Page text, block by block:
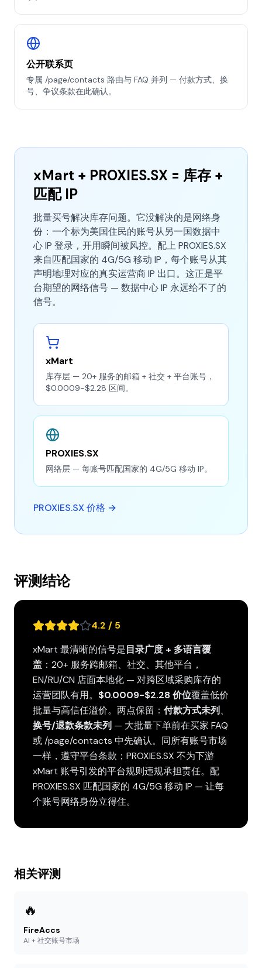
公开联系页
专属 /page/contacts 路由与 FAQ 并列 — 付款方式、换
号、争议条款在此确认。
xMart + PROXIES.SX = 库存 +
匹配 IP
批量买号解决库存问题。它没解决的是网络身
份：一个标为美国住民的账号从另一国数据中
心 IP 登录，开用瞬间被风控。配上 PROXIES.SX
来自匹配国家的 4G/5G 移动 IP，每个账号从其
声明地理对应的真实运营商 IP 出口。这正是平
台期望的网络信号 — 数据中心 IP 永远给不了的
信号。
xMart
库存层 — 20+ 服务的邮箱 + 社交 + 平台账号，
$0.0009-$2.28 区间。
PROXIES.SX
网络层 — 每账号匹配国家的 4G/5G 移动 IP。
PROXIES.SX 价格 →
评测结论
4.2 / 5
xMart 最清晰的信号是目录广度 + 多语言覆
盖 ：20+ 服务跨邮箱、社交、其他平台，
EN/RU/CN 店面本地化 — 对跨区域采购库存的
运营团队有用。 $0.0009-$2.28 价位覆盖低价
批量与高信任溢价。两点保留： 付款方式未列 、
换号/退款条款未列 — 大批量下单前在买家 FAQ
或 /page/contacts 中先确认。同所有账号市场
一样，遵守平台条款；PROXIES.SX 不为下游
xMart 账号引发的平台规则违规承担责任。配
PROXIES.SX 匹配国家的 4G/5G 移动 IP — 让每
个账号网络身份立得住。
相关评测
🔥
FireAccs
AI + 社交账号市场